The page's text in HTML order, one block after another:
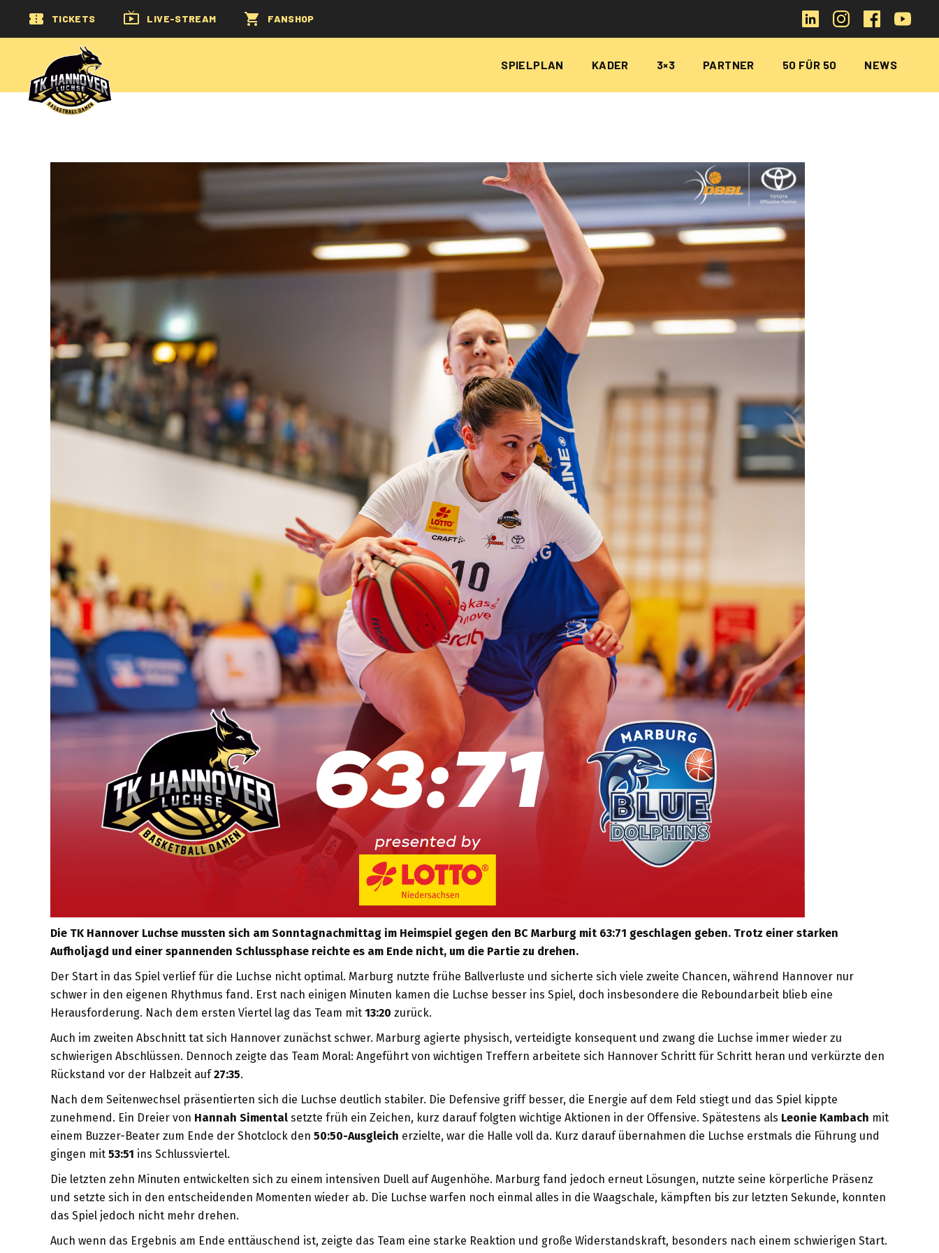
TICKETS LIVE-STREAM FANSHOP
SPIELPLAN KADER 3×3 PARTNER 50 FÜR 50 NEWS
Die TK Hannover Luchse mussten sich am Sonntagnachmittag im Heimspiel gegen den BC Marburg mit 63:71 geschlagen geben. Trotz einer starken
Aufholjagd und einer spannenden Schlussphase reichte es am Ende nicht, um die Partie zu drehen.
Der Start in das Spiel verlief für die Luchse nicht optimal. Marburg nutzte frühe Ballverluste und sicherte sich viele zweite Chancen, während Hannover nur
schwer in den eigenen Rhythmus fand. Erst nach einigen Minuten kamen die Luchse besser ins Spiel, doch insbesondere die Reboundarbeit blieb eine
Herausforderung. Nach dem ersten Viertel lag das Team mit 13:20 zurück.
Auch im zweiten Abschnitt tat sich Hannover zunächst schwer. Marburg agierte physisch, verteidigte konsequent und zwang die Luchse immer wieder zu
schwierigen Abschlüssen. Dennoch zeigte das Team Moral: Angeführt von wichtigen Treffern arbeitete sich Hannover Schritt für Schritt heran und verkürzte den
Rückstand vor der Halbzeit auf27:35.
Nach dem Seitenwechsel präsentierten sich die Luchse deutlich stabiler. Die Defensive griff besser, die Energie auf dem Feld stiegt und das Spiel kippte
zunehmend. Ein Dreier von Hannah Simental setzte früh ein Zeichen, kurz darauf folgten wichtige Aktionen in der Offensive. Spätestens als Leonie Kambach mit
einem Buzzer-Beater zum Ende der Shotclock den 50:50-Ausgleich erzielte, war die Halle voll da. Kurz darauf übernahmen die Luchse erstmals die Führung und
gingen mit 53:51 ins Schlussviertel.
Die letzten zehn Minuten entwickelten sich zu einem intensiven Duell auf Augenhöhe. Marburg fand jedoch erneut Lösungen, nutzte seine körperliche Präsenz
und setzte sich in den entscheidenden Momenten wieder ab. Die Luchse warfen noch einmal alles in die Waagschale, kämpften bis zur letzten Sekunde, konnten
das Spiel jedoch nicht mehr drehen.
Auch wenn das Ergebnis am Ende enttäuschend ist, zeigte das Team eine starke Reaktion und große Widerstandskraft, besonders nach einem schwierigen Start.